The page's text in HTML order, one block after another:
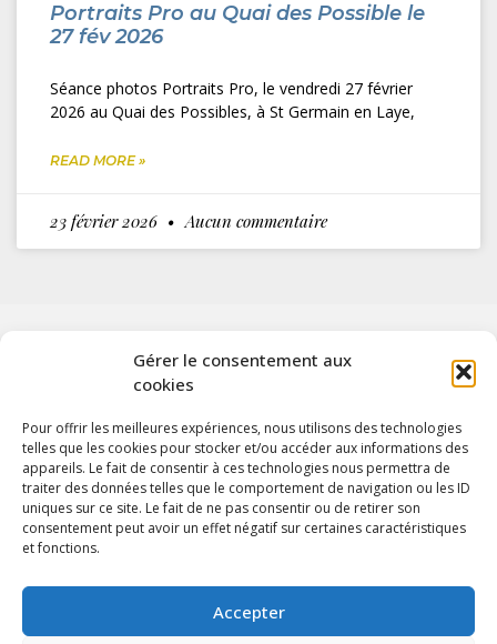
Gérer le consentement aux
cookies
Pour offrir les meilleures expériences, nous utilisons des technologies
telles que les cookies pour stocker et/ou accéder aux informations des
appareils. Le fait de consentir à ces technologies nous permettra de
traiter des données telles que le comportement de navigation ou les ID
uniques sur ce site. Le fait de ne pas consentir ou de retirer son
consentement peut avoir un effet négatif sur certaines caractéristiques
et fonctions.
Accepter
Portraits Pro au Quai des Possible le
27 fév 2026
Séance photos Portraits Pro, le vendredi 27 février
2026 au Quai des Possibles, à St Germain en Laye,
READ MORE »
23 février 2026 Aucun commentaire
Politique de
confidentialité
Mentions légales
Politique de gestion
Tous nos tarifs
‭+33 6 85 06 18 49‬